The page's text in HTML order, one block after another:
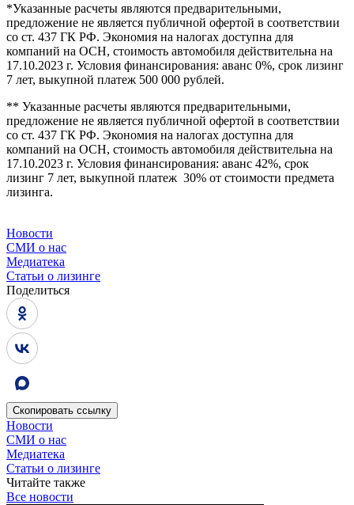
*Указанные расчеты являются предварительными,
предложение не является публичной офертой в соответствии
со ст. 437 ГК РФ. Экономия на налогах доступна для
компаний на ОСН, стоимость автомобиля действительна на
17.10.2023 г. Условия финансирования: аванс 0%, срок лизинг
7 лет, выкупной платеж 500 000 рублей.
** Указанные расчеты являются предварительными,
предложение не является публичной офертой в соответствии
со ст. 437 ГК РФ. Экономия на налогах доступна для
компаний на ОСН, стоимость автомобиля действительна на
17.10.2023 г. Условия финансирования: аванс 42%, срок
лизинг 7 лет, выкупной платеж 30% от стоимости предмета
лизинга.
Новости
СМИ о нас
Медиатека
Статьи о лизинге
Поделиться
Скопировать ссылку
Новости
СМИ о нас
Медиатека
Статьи о лизинге
Читайте также
Все новости